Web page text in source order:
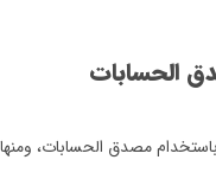
الحسابات
باستخدام مصدق الحسابات،